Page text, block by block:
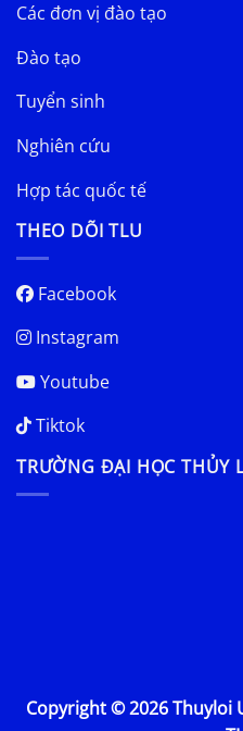
Các đơn vị đào tạo
Đào tạo
Tuyển sinh
Nghiên cứu
Hợp tác quốc tế
THEO DÕI TLU
Facebook
Instagram
Youtube
Tiktok
TRƯỜNG ĐẠI HỌC THỦY
Copyright © 2026 Thuyloi